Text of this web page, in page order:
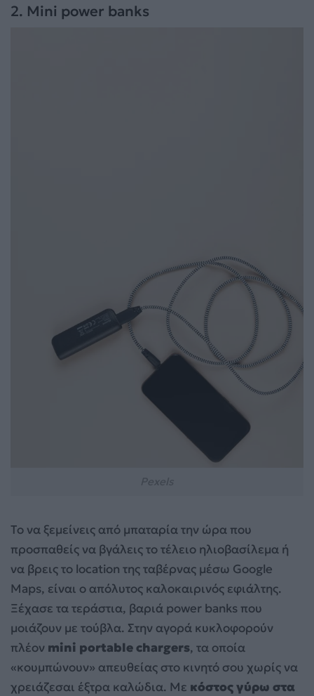
2. Mini power banks
Το να ξεμείνεις από μπαταρία την ώρα που
προσπαθείς να βγάλεις το τέλειο ηλιοβασίλεμα ή
να βρεις το location της ταβέρνας μέσω Google
Maps, είναι ο απόλυτος καλοκαιρινός εφιάλτης.
Ξέχασε τα τεράστια, βαριά power banks που
μοιάζουν με τούβλα. Στην αγορά κυκλοφορούν
πλέον mini portable chargers, τα οποία
«κουμπώνουν» απευθείας στο κινητό σου χωρίς να
χρειάζεσαι έξτρα καλώδια. Με κόστος γύρω στα